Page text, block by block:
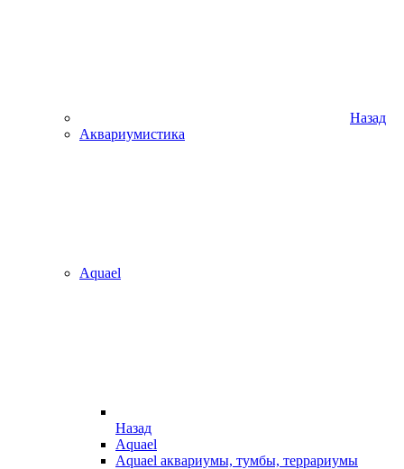
Назад
Аквариумистика
Aquael
Назад
Aquael
Aquael аквариумы, тумбы, террариумы